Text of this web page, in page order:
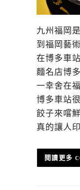
九州福岡
到福岡藝
在博多車
麵名店博
一幸舍在
博多車站
餃子來嚐
真的讓人